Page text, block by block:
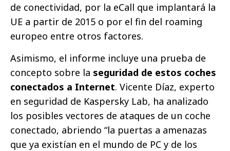
de conectividad, por la eCall que implantará la
UE a partir de 2015 o por el fin del roaming
europeo entre otros factores.
Asimismo, el informe incluye una prueba de
concepto sobre la seguridad de estos coches
conectados a Internet. Vicente Díaz, experto
en seguridad de Kaspersky Lab, ha analizado
los posibles vectores de ataques de un coche
conectado, abriendo “la puertas a amenazas
que ya existían en el mundo de PC y de los